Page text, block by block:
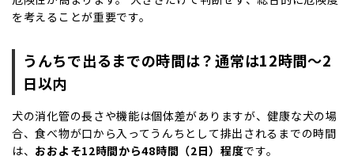
を考えることが重要です。
うんちで出るまでの時間は？通常は12時間～2
日以内
犬の消化管の長さや機能は個体差がありますが、健康な犬の場
合、食べ物が口から入ってうんちとして排出されるまでの時間
は、 おおよそ12時間から48時間（2日）程度です。